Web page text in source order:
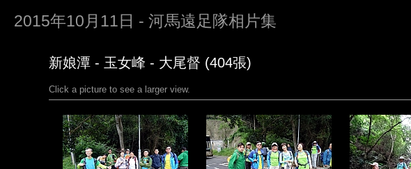
2015年10月11日 - 河馬遠足隊相片集
新娘潭 - 玉女峰 - 大尾督 (404張)
Click a picture to see a larger view.